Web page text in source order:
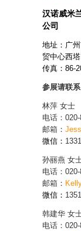
汉诺威米
公司
地址：广
贸中心西
传真：86-
参展请联系
林萍 女士
电话：
邮箱：
微信：
孙丽燕 女
电话：
邮箱：
微信：
韩建华 女
电话：